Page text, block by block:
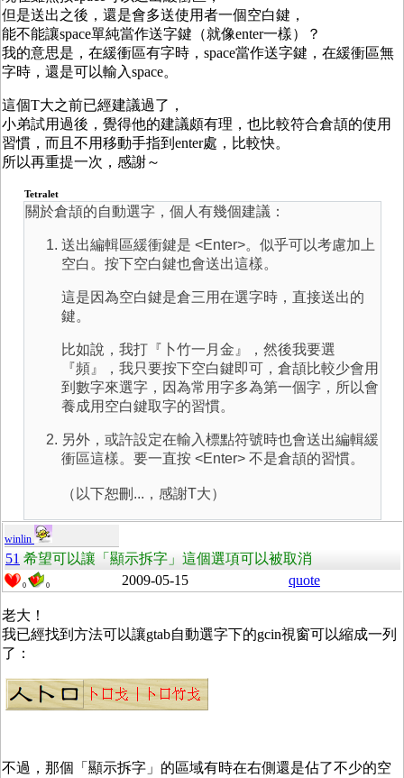
但是送出之後，還是會多送使用者一個空白鍵，
能不能讓space單純當作送字鍵（就像enter一樣）？
我的意思是，在緩衝區有字時，space當作送字鍵，在緩衝區無
字時，還是可以輸入space。
這個T大之前已經建議過了，
小弟試用過後，覺得他的建議頗有理，也比較符合倉頡的使用
習慣，而且不用移動手指到enter處，比較快。
所以再重提一次，感謝～
Tetralet
關於倉頡的自動選字，個人有幾個建議：
送出編輯區緩衝鍵是 <Enter>。似乎可以考慮加上
空白。按下空白鍵也會送出這樣。
這是因為空白鍵是倉三用在選字時，直接送出的
鍵。
比如說，我打『卜竹一月金』，然後我要選
『頻』，我只要按下空白鍵即可，倉頡比較少會用
到數字來選字，因為常用字多為第一個字，所以會
養成用空白鍵取字的習慣。
另外，或許設定在輸入標點符號時也會送出編輯緩
衝區這樣。要一直按 <Enter> 不是倉頡的習慣。
（以下恕刪...，感謝T大）
winlin
51 希望可以讓「顯示拆字」這個選項可以被取消
0 0 2009-05-15 quote
老大！
我已經找到方法可以讓gtab自動選字下的gcin視窗可以縮成一列
了：
不過，那個「顯示拆字」的區域有時在右側還是佔了不少的空